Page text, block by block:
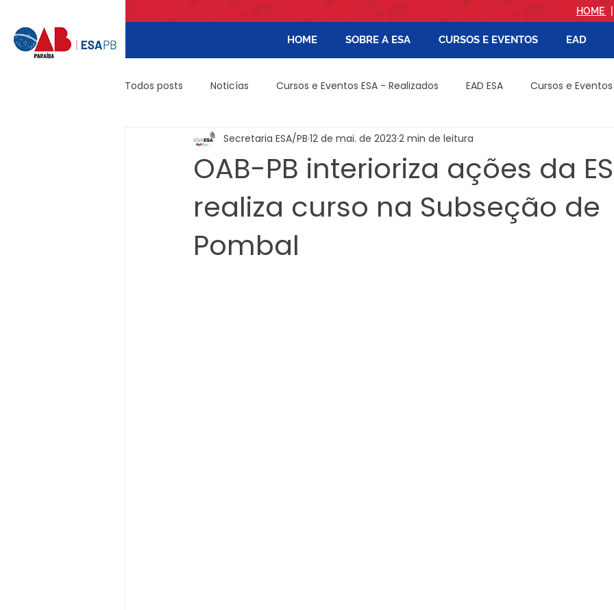
HOME
HOME SOBRE A ESA CURSOS E EVENTOS EAD
Todos posts Noticías Cursos e Eventos ESA - Realizados EAD ESA Cursos e
DIREITO CIVIL - PÓS IMOBILIÁRIO E NOTARIAL - PÓS CAMPINA GRANDE
CRIMINAL - PÓS CATOLÉ DO ROCHA EDITAIS
PALESTRAS
OAB-PB interioriza ações da
realiza curso na Subseção de
Pombal
Secretaria ESA/PB 12 de mai. de 2023 2 min de leitura